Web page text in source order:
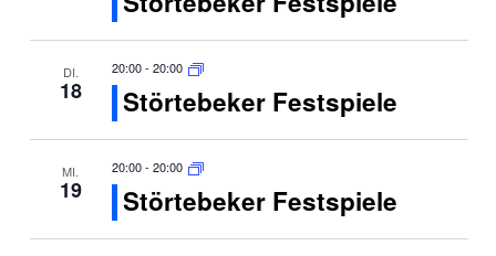
DI.
18
20:00- 20:00
Störtebeker Festspiele
MI.
19
20:00- 20:00
Störtebeker Festspiele